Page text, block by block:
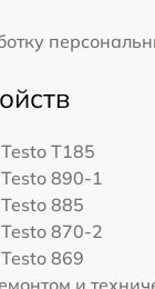
Testo T185
Testo 890-1
Testo 885
Testo 870-2
Testo 869
и